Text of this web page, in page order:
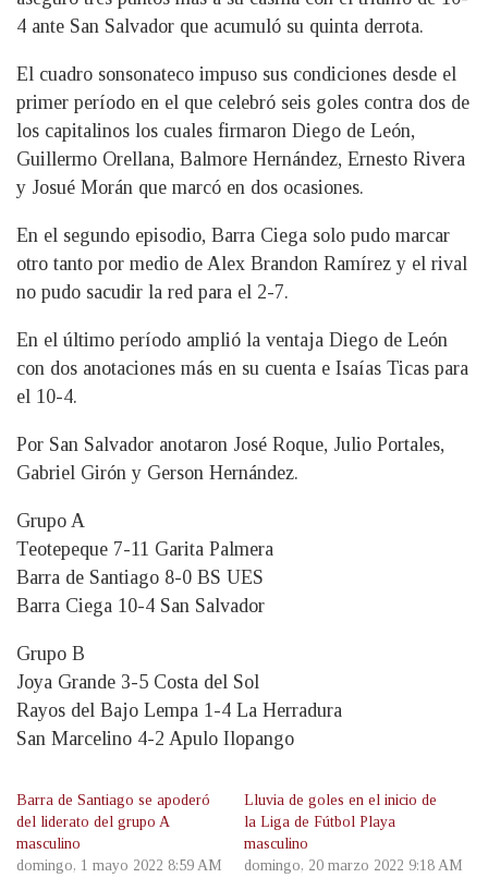
4 ante San Salvador que acumuló su quinta derrota.
El cuadro sonsonateco impuso sus condiciones desde el
primer período en el que celebró seis goles contra dos de
los capitalinos los cuales firmaron Diego de León,
Guillermo Orellana, Balmore Hernández, Ernesto Rivera
y Josué Morán que marcó en dos ocasiones.
En el segundo episodio, Barra Ciega solo pudo marcar
otro tanto por medio de Alex Brandon Ramírez y el rival
no pudo sacudir la red para el 2-7.
En el último período amplió la ventaja Diego de León
con dos anotaciones más en su cuenta e Isaías Ticas para
el 10-4.
Por San Salvador anotaron José Roque, Julio Portales,
Gabriel Girón y Gerson Hernández.
Grupo A
Teotepeque 7-11 Garita Palmera
Barra de Santiago 8-0 BS UES
Barra Ciega 10-4 San Salvador
Grupo B
Joya Grande 3-5 Costa del Sol
Rayos del Bajo Lempa 1-4 La Herradura
San Marcelino 4-2 Apulo Ilopango
Barra de Santiago se apoderó
del liderato del grupo A
masculino
domingo, 1 mayo 2022 8:59 AM
Lluvia de goles en el inicio de
la Liga de Fútbol Playa
masculino
domingo, 20 marzo 2022 9:18 AM